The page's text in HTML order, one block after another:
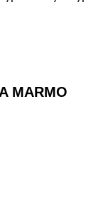
MARMO